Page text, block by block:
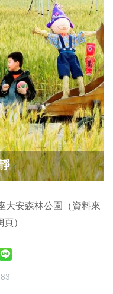
大安森林公園（資料來
）